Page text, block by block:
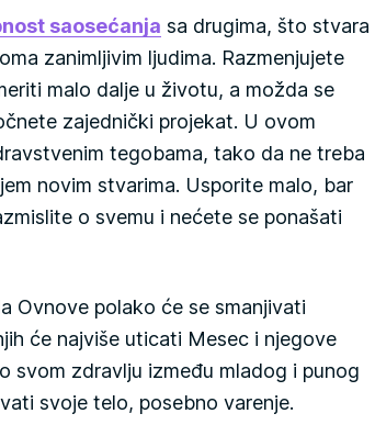
saosećanja sa drugima, što stvara
zanimljivim ljudima. Razmenjujete
malo dalje u životu, a možda se
zajednički projekat. U ovom
tegobama, tako da ne treba
novim stvarima. Usporite malo, bar
o svemu i nećete se ponašati
Ovnove polako će se smanjivati
će najviše uticati Mesec i njegove
svom zdravlju između mladog i punog
svoje telo, posebno varenje.